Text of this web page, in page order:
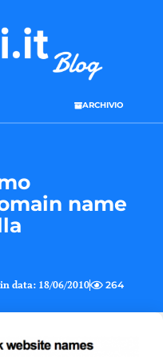
ARCHIVIO
name
data: 18/06/2010 264